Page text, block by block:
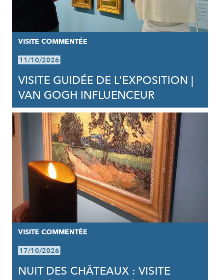
VISITE COMMENTÉE
11/10/2026
VISITE GUIDÉE DE L'EXPOSITION |
VAN GOGH INFLUENCEUR
VISITE COMMENTÉE
17/10/2026
NUIT DES CHÂTEAUX : VISITE